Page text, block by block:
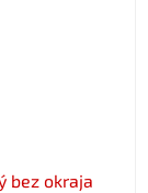
bez okraja